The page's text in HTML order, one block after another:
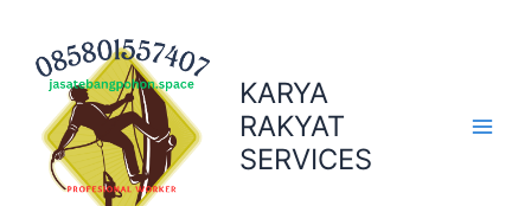
content
KARYA
RAKYAT
SERVICES